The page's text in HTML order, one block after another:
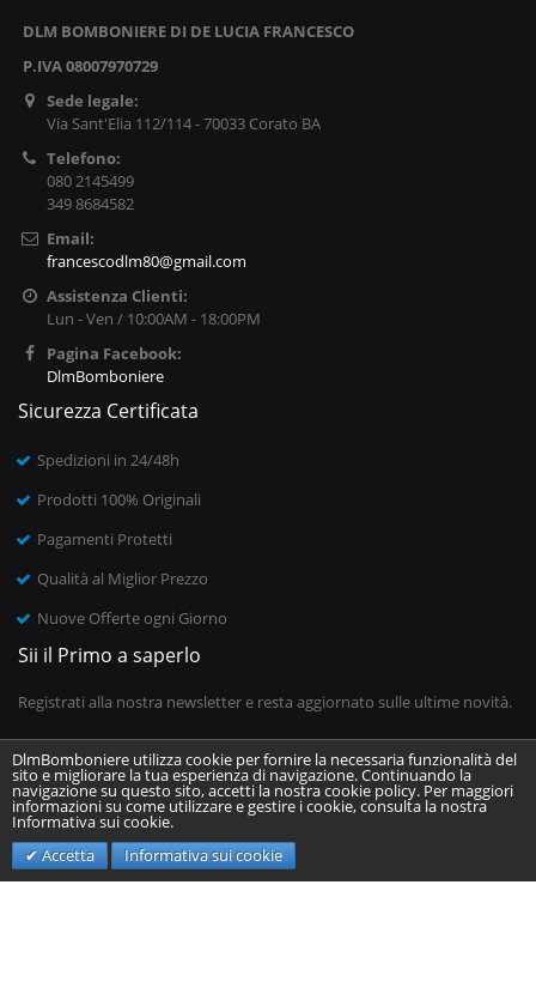
DLM BOMBONIERE DI DE LUCIA FRANCESCO
P.IVA 08007970729
Sede legale:
Via Sant'Elia 112/114 - 70033 Corato BA
Telefono:
080 2145499
349 8684582
Email:
francescodlm80@gmail.com
Assistenza Clienti:
Lun - Ven / 10:00AM - 18:00PM
Pagina Facebook:
DlmBomboniere
Sicurezza Certificata
Spedizioni in 24/48h
Prodotti 100% Originali
Pagamenti Protetti
Qualità al Miglior Prezzo
Nuove Offerte ogni Giorno
Sii il Primo a saperlo
Registrati alla nostra newsletter e resta aggiornato sulle ultime novità.
Inserisci il tuo indirizzo email
DlmBomboniere utilizza cookie per fornire la necessaria funzionalità del
sito e migliorare la tua esperienza di navigazione. Continuando la
navigazione su questo sito, accetti la nostra cookie policy. Per maggiori
informazioni su come utilizzare e gestire i cookie, consulta la nostra
Informativa sui cookie.
Accetta
Informativa sui cookie